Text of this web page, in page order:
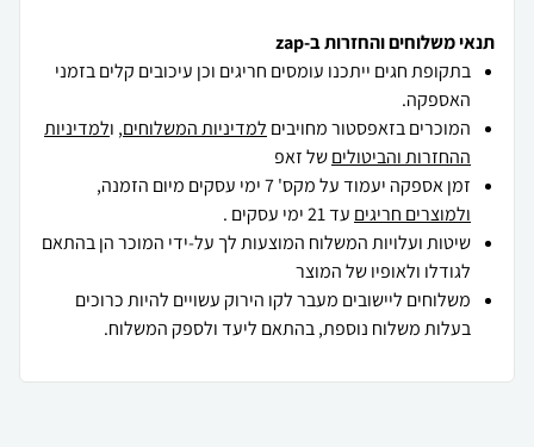
תנאי משלוחים והחזרות ב-zap
בתקופת חגים ייתכנו עומסים חריגים וכן עיכובים קלים בזמני
האספקה.
המוכרים בזאפסטור מחויבים למדיניות המשלוחים, ולמדיניות
ההחזרות והביטוליםשל זאפ
זמן אספקה יעמוד על מקס' 7 ימי עסקים מיום הזמנה,
ולמוצרים חריגים עד 21 ימי עסקים .
שיטות ועלויות המשלוח המוצעות לך על-ידי המוכר הן בהתאם
לגודלו ולאופיו של המוצר
משלוחים ליישובים מעבר לקו הירוק עשויים להיות כרוכים
בעלות משלוח נוספת, בהתאם ליעד ולספק המשלוח.